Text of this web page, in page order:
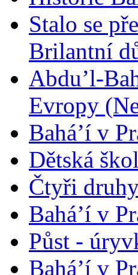
Stalo se
Brilantní
Abdu’l-
Evropy
Bahá’í v
Dětská
Čtyři
Bahá’í v
Půst -
Bahá’í v